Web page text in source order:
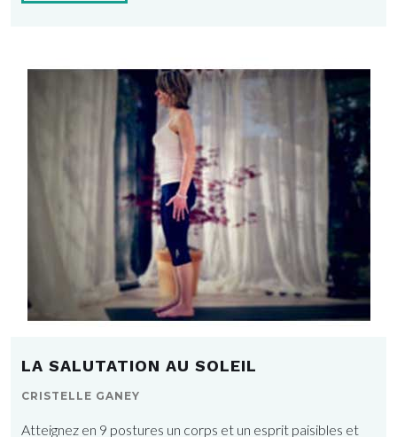
LA SALUTATION AU SOLEIL
CRISTELLE GANEY
Atteignez en 9 postures un corps et un esprit paisibles et